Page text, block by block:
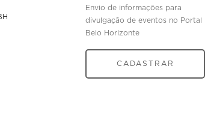
Envio de informações para
divulgação de eventos no Portal
Belo Horizonte
CADASTRAR